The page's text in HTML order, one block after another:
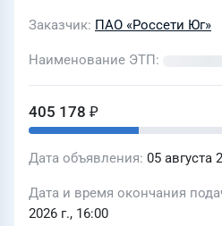
Заказчик ПАО «Россети Юг»
Наименование ЭТП
405 178 ₽
Дата объявления 05 августа
Дата и время окончания
2026 г., 16:00